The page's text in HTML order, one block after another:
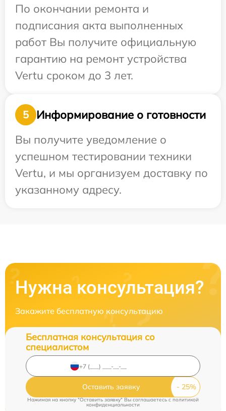
По окончании ремонта и
подписания акта выполненных
работ Вы получите официальную
гарантию на ремонт устройства
Vertu сроком до 3 лет.
5
Информирование о готовности
Вы получите уведомление о
успешном тестировании техники
Vertu, и мы организуем доставку по
указанному адресу.
Нужна консультация?
Закажите бесплатную консультацию
Бесплатная консультация со
специалистом
Оставить заявку
Нажимая на кнопку "Оставить заявку" Вы соглашаетесь cполитикой
конфиденциальности